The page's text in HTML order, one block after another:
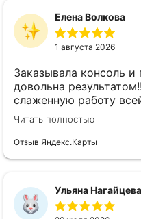
Елена Волкова
1 августа 2026
Заказывала консоль
довольна результатом!!!! Хочу
слаженную работу
ориентированная
внимательно слушают
облегчает подбор
Читать полностью
Отзыв Яндекс.Карты
Ульяна Нагайцева